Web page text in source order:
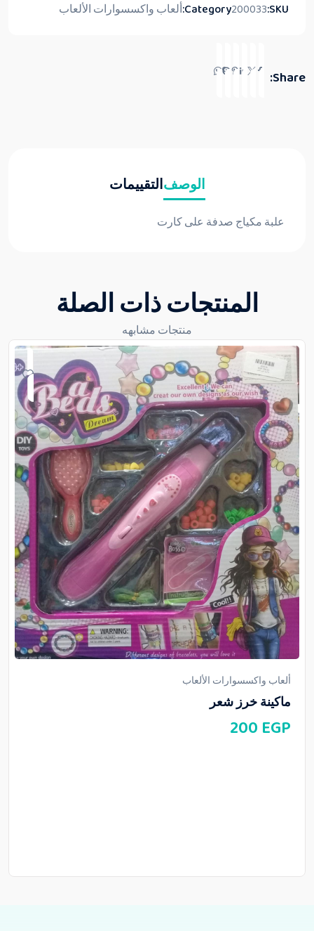
SKU:
200033
Category:ألعاب واكسسوارات الألعاب
Share:
الوصفالتقييمات
علبة مكياج صدفة على كارت
المنتجات ذات الصلة
منتجات مشابهه
ألعاب واكسسوارات الألعاب
ماكينة خرز شعر
200 EGP